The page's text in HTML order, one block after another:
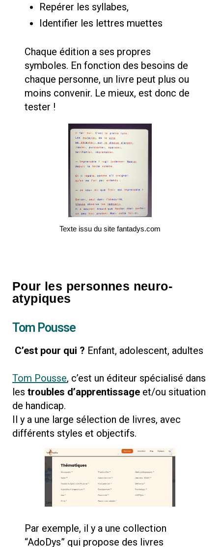
Repérer les syllabes,
Identifier les lettres muettes
Chaque édition a ses propres
symboles. En fonction des besoins de
chaque personne, un livre peut plus ou
moins convenir. Le mieux, est donc de
tester !
Texte issu du site fantadys.com
Pour les personnes neuro-
atypiques
Tom Pousse
C’est pour qui ? Enfant, adolescent, adultes
Tom Pousse, c’est un éditeur spécialisé dans
les troubles d’apprentissage et/ou situation
de handicap.
Il y a une large sélection de livres, avec
différents styles et objectifs.
Par exemple, il y a une collection
“AdoDys” qui propose des livres